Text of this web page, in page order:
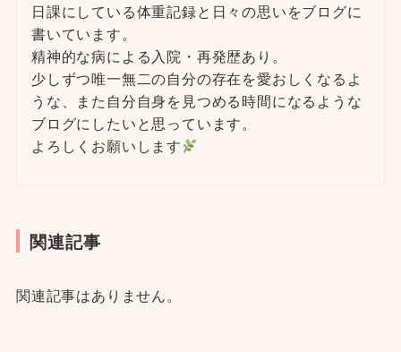
日課にしている体重記録と日々の思いをブログに
書いています。
精神的な病による入院・再発歴あり。
少しずつ唯一無二の自分の存在を愛おしくなるよ
うな、また自分自身を見つめる時間になるような
ブログにしたいと思っています。
よろしくお願いします
関連記事
関連記事はありません。